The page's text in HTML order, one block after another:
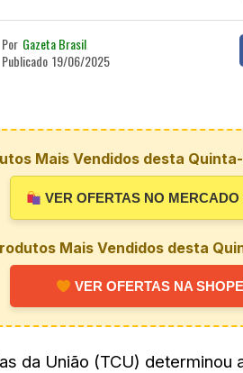
Por Gazeta Brasil
Publicado 19/06/2025
Mais Vendidos desta
VER OFERTAS NO MERCADO
Mais Vendidos desta
VER OFERTAS NA
da União (TCU)